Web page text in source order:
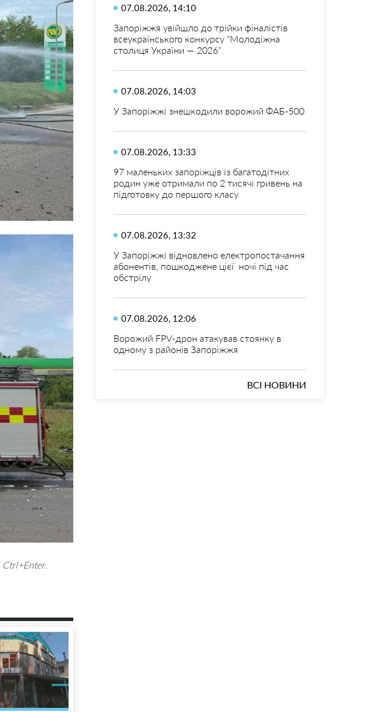
Ctrl+Enter.
07.08.2026, 14:10
Запоріжжя увійшло до трійки фіналістів
всеукраїнського конкурсу “Молодіжна
столиця України — 2026”
07.08.2026, 14:03
У Запоріжжі знешкодили ворожий ФАБ-500
07.08.2026, 13:33
97 маленьких запоріжців із багатодітних
родин уже отримали по 2 тисячі гривень на
підготовку до першого класу
07.08.2026, 13:32
У Запоріжжі відновлено електропостачання
абонентів, пошкоджене цієї ночі під час
обстрілу
07.08.2026, 12:06
Ворожий FPV-дрон атакував стоянку в
одному з районів Запоріжжя
ВСІ НОВИНИ